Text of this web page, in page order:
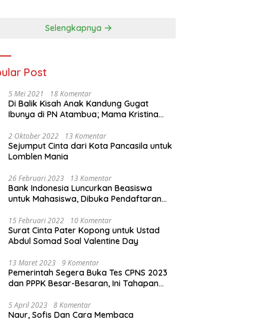
Selengkapnya
Post
5 Mei 2021 18 Komentar
Di Balik Kisah Anak Kandung Gugat
Ibunya di PN Atambua; Mama Kristina
2 Oktober 2022 13 Komentar
Sejumput Cinta dari Kota Pancasila untuk
Lomblen Mania
26 Februari 2023 13 Komentar
Bank Indonesia Luncurkan Beasiswa
untuk Mahasiswa, Dibuka Pendaftaran
15 Februari 2022 10 Komentar
Surat Cinta Pater Kopong untuk Ustad
Abdul Somad Soal Valentine Day
13 Maret 2023 9 Komentar
Pemerintah Segera Buka Tes CPNS 2023
dan PPPK Besar-Besaran, Ini Tahapan
5 April 2023 8 Komentar
Naur, Sofis Dan Cara Membaca